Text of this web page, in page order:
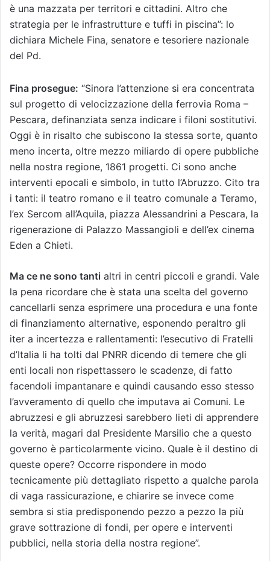
è una mazzata per territori e cittadini. Altro che
strategia per le infrastrutture e tuffi in piscina”: lo
dichiara Michele Fina, senatore e tesoriere nazionale
del Pd.
Fina prosegue: “Sinora l’attenzione si era concentrata
sul progetto di velocizzazione della ferrovia Roma –
Pescara, definanziata senza indicare i filoni sostitutivi.
Oggi è in risalto che subiscono la stessa sorte, quanto
meno incerta, oltre mezzo miliardo di opere pubbliche
nella nostra regione, 1861 progetti. Ci sono anche
interventi epocali e simbolo, in tutto l’Abruzzo. Cito tra
i tanti: il teatro romano e il teatro comunale a Teramo,
l’ex Sercom all’Aquila, piazza Alessandrini a Pescara, la
rigenerazione di Palazzo Massangioli e dell’ex cinema
Eden a Chieti.
Ma ce ne sono tanti altri in centri piccoli e grandi. Vale
la pena ricordare che è stata una scelta del governo
cancellarli senza esprimere una procedura e una fonte
di finanziamento alternative, esponendo peraltro gli
iter a incertezza e rallentamenti: l’esecutivo di Fratelli
d’Italia li ha tolti dal PNRR dicendo di temere che gli
enti locali non rispettassero le scadenze, di fatto
facendoli impantanare e quindi causando esso stesso
l’avveramento di quello che imputava ai Comuni. Le
abruzzesi e gli abruzzesi sarebbero lieti di apprendere
la verità, magari dal Presidente Marsilio che a questo
governo è particolarmente vicino. Quale è il destino di
queste opere? Occorre rispondere in modo
tecnicamente più dettagliato rispetto a qualche parola
di vaga rassicurazione, e chiarire se invece come
sembra si stia predisponendo pezzo a pezzo la più
grave sottrazione di fondi, per opere e interventi
pubblici, nella storia della nostra regione”.